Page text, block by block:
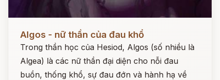
Algos - nữ thần của đau khổ
Trong thần học của Hesiod, Algos (số nhiều là
Algea) là các nữ thần đại diện cho nỗi đau
buồn, thống khổ, sự đau đớn và hành hạ về